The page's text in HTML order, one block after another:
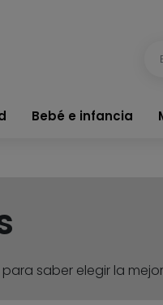
Bebé e infancia
saber elegir la mejor